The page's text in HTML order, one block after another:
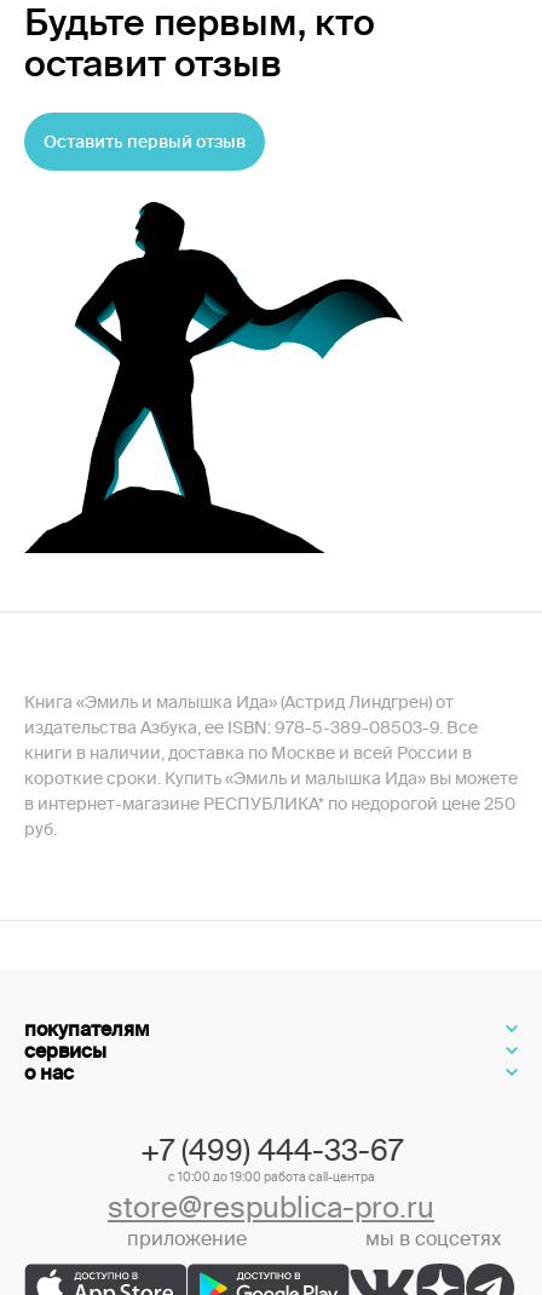
Будьте первым, кто
оставит отзыв
Оставить первый отзыв
Книга «Эмиль и малышка Ида» (Астрид Линдгрен) от
издательства Азбука, ее ISBN: 978-5-389-08503-9. Все
книги в наличии, доставка по Москве и всей России в
короткие сроки. Купить «Эмиль и малышка Ида» вы можете
в интернет-магазине РЕСПУБЛИКА* по недорогой цене 250
руб.
покупателям
сервисы
о нас
+7 (499) 444-33-67
с 10:00 до 19:00 работа call-центра
store@respublica-pro.ru
приложение мы в соцсетях